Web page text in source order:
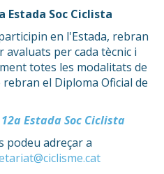
Estada Soc Ciclista
en l'Estada, rebran
avaluats per cada tècnic i
totes les modalitats de
rebran el Diploma Oficial de
Estada Soc Ciclista
podeu adreçar a